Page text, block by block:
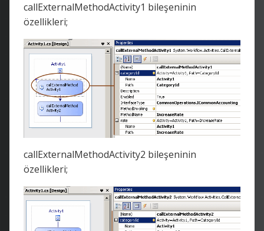
callExternalMethodActivity1 bileşeninin
özellikleri;
callExternalMethodActivity2 bileşeninin
özellikleri;